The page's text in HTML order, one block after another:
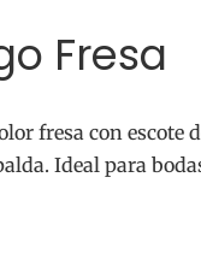
Fresa
fresa con escote
Ideal para